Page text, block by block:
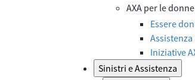
AXA per le donne
Essere
Iniziative
Sinistri e Assistenza